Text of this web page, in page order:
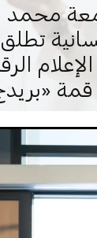
محمد
«بريدج»